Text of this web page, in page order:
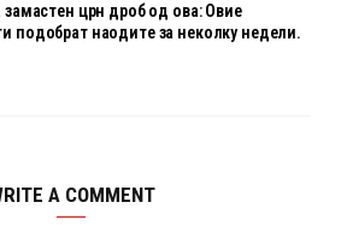
замастен црн дроб од ова: Овие
подобрат наодите за неколку недели.
A COMMENT